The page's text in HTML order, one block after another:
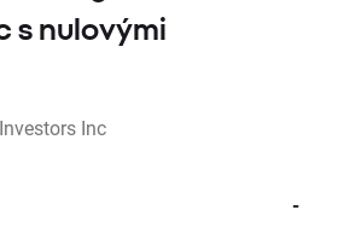
s nulovými
Inc
-